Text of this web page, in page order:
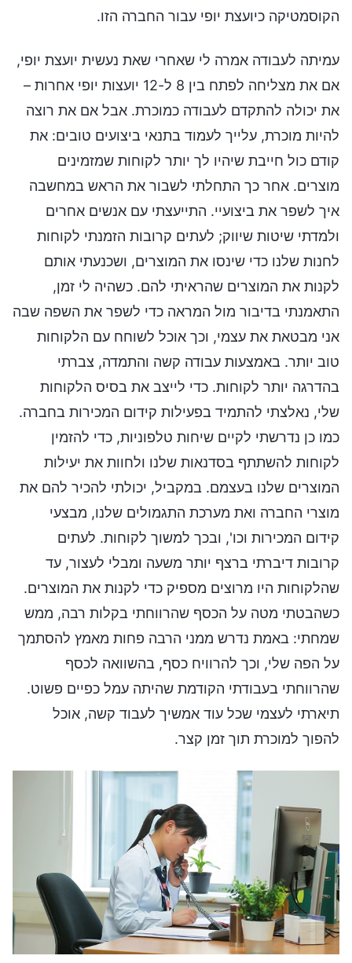
הקוסמטיקה כיועצת יופי עבור החברה הזו.
עמיתה לעבודה אמרה לי שאחרי שאת נעשית יועצת יופי,
אם את מצליחה לפתח בין 8 ל-12 יועצות יופי אחרות –
את יכולה להתקדם לעבודה כמוכרת. אבל אם את רוצה
להיות מוכרת, עלייך לעמוד בתנאי ביצועים טובים: את
קודם כול חייבת שיהיו לך יותר לקוחות שמזמינים
מוצרים. אחר כך התחלתי לשבור את הראש במחשבה
איך לשפר את ביצועיי. התייעצתי עם אנשים אחרים
ולמדתי שיטות שיווק; לעתים קרובות הזמנתי לקוחות
לחנות שלנו כדי שינסו את המוצרים, ושכנעתי אותם
לקנות את המוצרים שהראיתי להם. כשהיה לי זמן,
התאמנתי בדיבור מול המראה כדי לשפר את השפה שבה
אני מבטאת את עצמי, וכך אוכל לשוחח עם הלקוחות
טוב יותר. באמצעות עבודה קשה והתמדה, צברתי
בהדרגה יותר לקוחות. כדי לייצב את בסיס הלקוחות
שלי, נאלצתי להתמיד בפעילות קידום המכירות בחברה.
כמו כן נדרשתי לקיים שיחות טלפוניות, כדי להזמין
לקוחות להשתתף בסדנאות שלנו ולחוות את יעילות
המוצרים שלנו בעצמם. במקביל, יכולתי להכיר להם את
מוצרי החברה ואת מערכת התגמולים שלנו, מבצעי
קידום המכירות וכו', ובכך למשוך לקוחות. לעתים
קרובות דיברתי ברצף יותר משעה ומבלי לעצור, עד
שהלקוחות היו מרוצים מספיק כדי לקנות את המוצרים.
כשהבטתי מטה על הכסף שהרווחתי בקלות רבה, ממש
שמחתי: באמת נדרש ממני הרבה פחות מאמץ להסתמך
על הפה שלי, וכך להרוויח כסף, בהשוואה לכסף
שהרווחתי בעבודתי הקודמת שהיתה עמל כפיים פשוט.
תיארתי לעצמי שכל עוד אמשיך לעבוד קשה, אוכל
להפוך למוכרת תוך זמן קצר.